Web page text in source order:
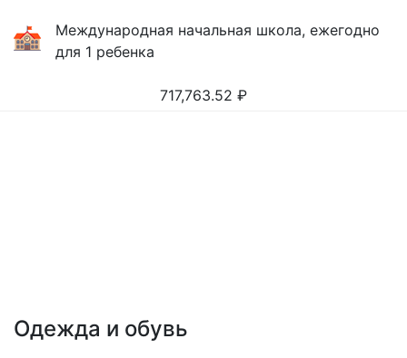
Международная начальная школа, ежегодно
для 1 ребенка
717,763.52 ₽
Одежда и обувь